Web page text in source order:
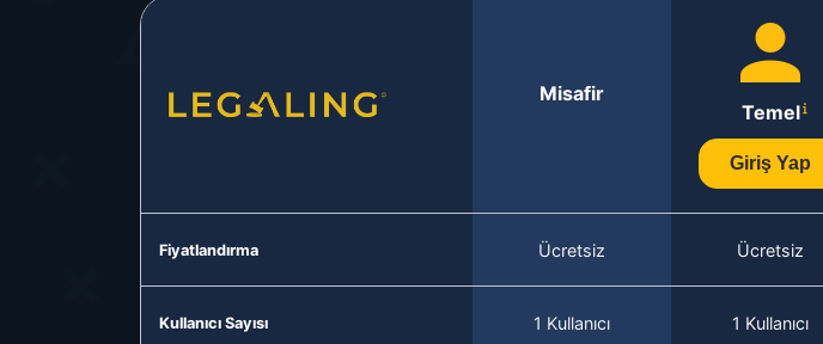
Misafir
Temel
Giriş Yap
Fiyatlandırma Ücretsiz Ücretsiz
Kullanıcı Sayısı 1 Kullanıcı 1 Kullanıcı